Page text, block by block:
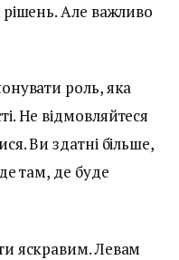
Але важливо
роль, яка
Не відмовляйтеся
Ви здатні більше,
там, де буде
яскравим. Левам